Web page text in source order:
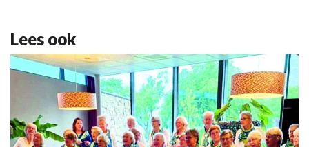
Lees ook